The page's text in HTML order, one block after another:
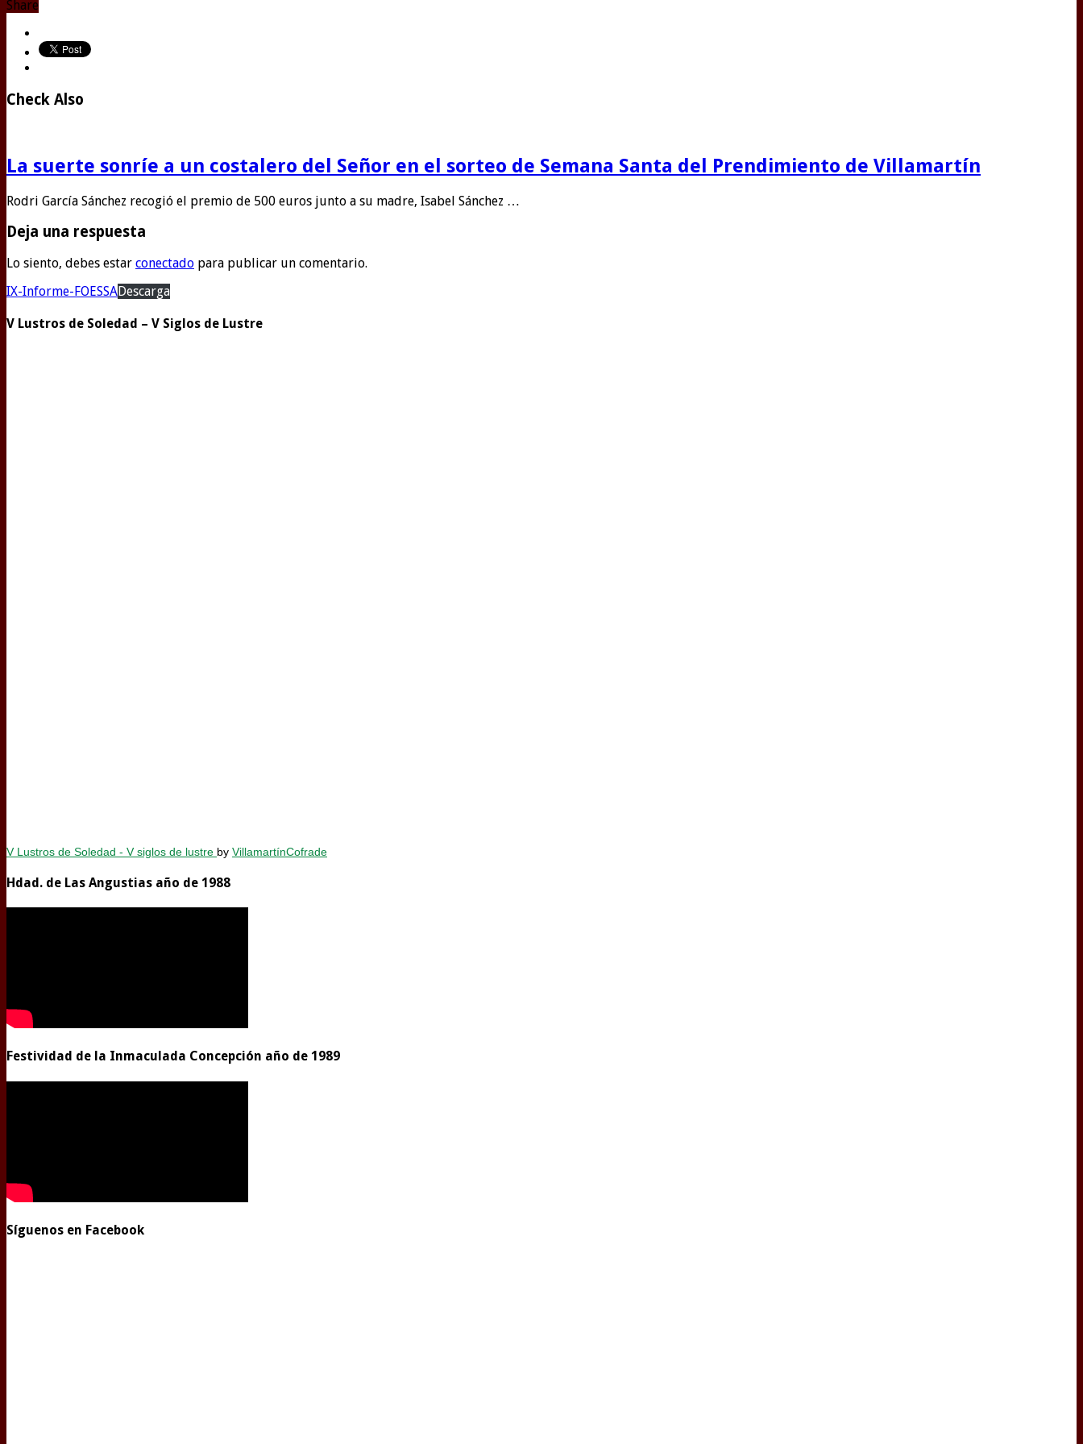
Share
Check Also
La suerte sonríe a un costalero del Señor en el sorteo de Semana Santa del Prendimiento de Villamartín
Rodri García Sánchez recogió el premio de 500 euros junto a su madre, Isabel Sánchez …
Deja una respuesta
Lo siento, debes estar conectado para publicar un comentario.
IX-Informe-FOESSADescarga
V Lustros de Soledad – V Siglos de Lustre
V Lustros de Soledad - V siglos de lustre by VillamartínCofrade
Hdad. de Las Angustias año de 1988
Festividad de la Inmaculada Concepción año de 1989
Síguenos en Facebook